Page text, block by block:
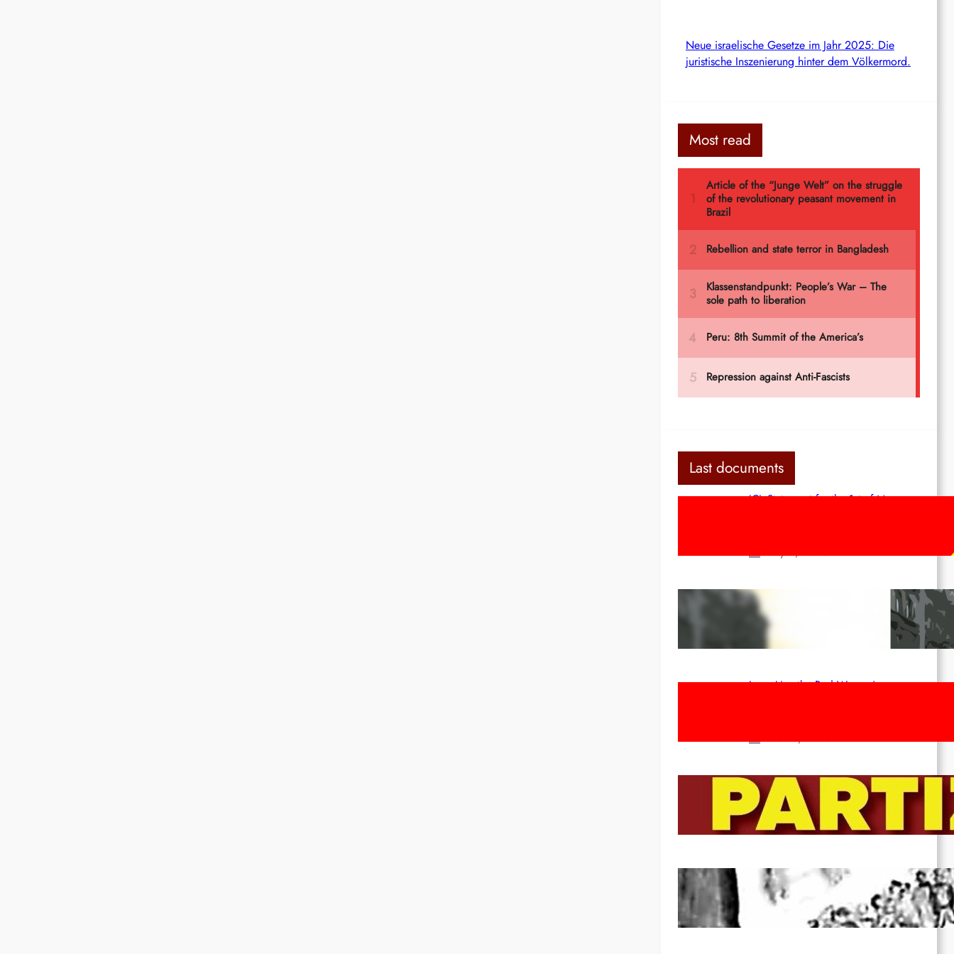
Neue israelische Gesetze im Jahr 2025: Die
juristische Inszenierung hinter dem Völkermord.
Most read
Last documents
ICL Statement for the 1st of May:
Red League: To the streets for the
1st of May!
Long Live the Red Women’s
To the Streets for the Luxemburg-
Liebknecht-Lenin-March in 2026!
Dec 20, 2025
Pre-publication of Class-Position
#22*
Dec 7, 2025